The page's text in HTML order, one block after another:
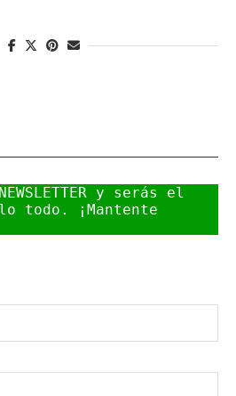
y serás el
todo. ¡Mantente